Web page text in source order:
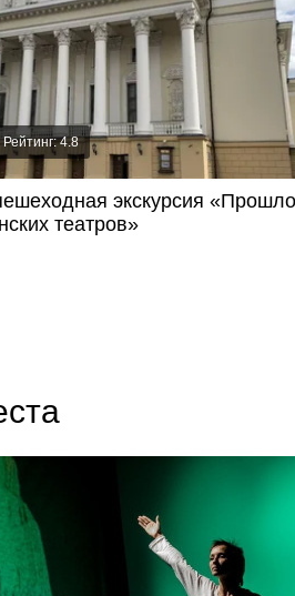
Рейтинг: 4.8
экскурсия
театров»